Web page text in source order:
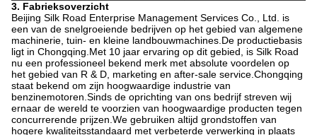
3. Fabrieksoverzicht
Beijing Silk Road Enterprise Management Services Co., Ltd. is
een van de snelgroeiende bedrijven op het gebied van algemene
machinerie, tuin- en kleine landbouwmachines.De productiebasis
ligt in Chongqing.Met 10 jaar ervaring op dit gebied, is Silk Road
nu een professioneel bekend merk met absolute voordelen op
het gebied van R & D, marketing en after-sale service.Chongqing
staat bekend om zijn hoogwaardige industrie van
benzinemotoren.Sinds de oprichting van ons bedrijf streven wij
ernaar de wereld te voorzien van hoogwaardige producten tegen
concurrerende prijzen.We gebruiken altijd grondstoffen van
hogere kwaliteitsstandaard met verbeterde verwerking in plaats